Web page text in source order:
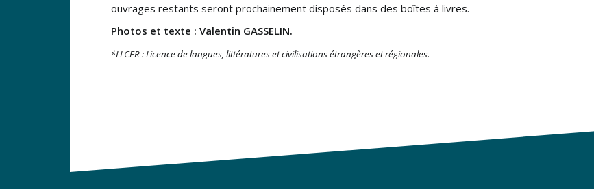
ouvrages restants seront prochainement disposés dans des boîtes à livres.
Photos et texte : Valentin GASSELIN.
*LLCER : Licence de langues, littératures et civilisations étrangères et régionales.